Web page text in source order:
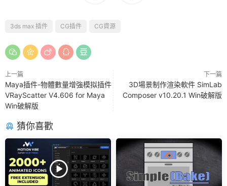
3ds max 插件 CG插件 CG資源
上一篇
Maya插件-物體數量增強模拟插件
VRayScatter V4.606 for Maya
Win破解版
下一篇
3D場景制作渲染軟件 SimLab
Composer v10.20.1 Win破解版
猜你喜歡